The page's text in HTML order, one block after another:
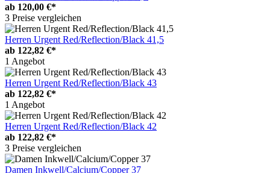
ab 120,00 €*
3 Preise vergleichen
Herren Urgent Red/Reflection/Black 41,5
ab 122,82 €*
1 Angebot
Herren Urgent Red/Reflection/Black 43
ab 122,82 €*
1 Angebot
Herren Urgent Red/Reflection/Black 42
ab 122,82 €*
3 Preise vergleichen
Damen Inkwell/Calcium/Copper 37